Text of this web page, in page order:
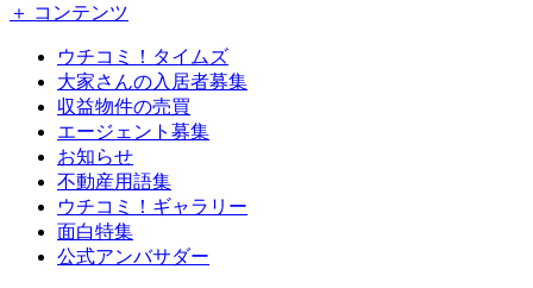
＋ コンテンツ
ウチコミ！タイムズ
大家さんの入居者募集
収益物件の売買
エージェント募集
お知らせ
不動産用語集
ウチコミ！ギャラリー
面白特集
公式アンバサダー